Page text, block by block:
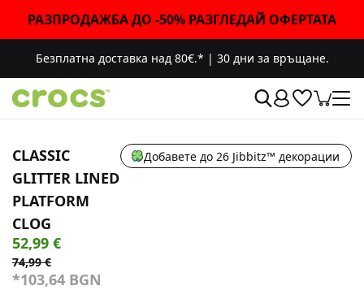
РАЗПРОДАЖБА ДО -50% РАЗГЛЕДАЙ ОФЕРТАТА
Безплатна доставка над 80€.* | 30 дни за връщане.
CLASSIC
GLITTER LINED
PLATFORM
CLOG
Добавете до 26 Jibbitz™ декорации
52,99 €
74,99 €
*103,64 BGN